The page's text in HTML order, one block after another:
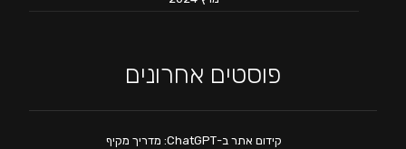
פוסטים אחרונים
קידום אתר ב-ChatGPT: מדריך מקיף